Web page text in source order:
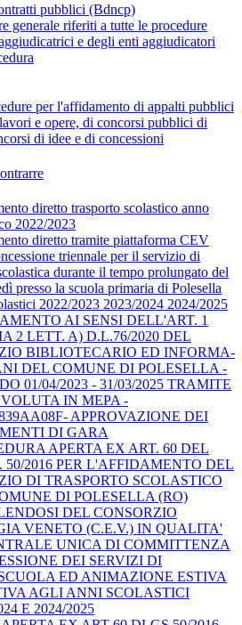
pubblici (Bdncp)
generale riferiti a tutte le procedure
e degli enti aggiudicatori
per l'affidamento di appalti pubblici
e opere, di concorsi pubblici di
di idee e di concessioni
diretto trasporto scolastico anno
2022/2023
diretto tramite piattaforma CEV
triennale per il servizio di
durante il tempo prolungato del
presso la scuola primaria di Polesella
2022/2023 2023/2024 2024/2025
AI SENSI DELL'ART. 1
2 LETT. A) D.L.76/2020 DEL
BIBLIOTECARIO ED INFORMA-
DEL COMUNE DI POLESELLA -
01/04/2023 - 31/03/2025 TRAMITE
IN MEPA -
APPROVAZIONE DEI
DI GARA
APERTA EX ART. 60 DEL
50/2016 PER L'AFFIDAMENTO DEL
DI TRASPORTO SCOLASTICO
DI POLESELLA (RO)
DEL CONSORZIO
VENETO (C.E.V.) IN QUALITA'
UNICA DI COMMITTENZA
DEI SERVIZI DI
ED ANIMAZIONE ESTIVA
AGLI ANNI SCOLASTICI
E 2024/2025